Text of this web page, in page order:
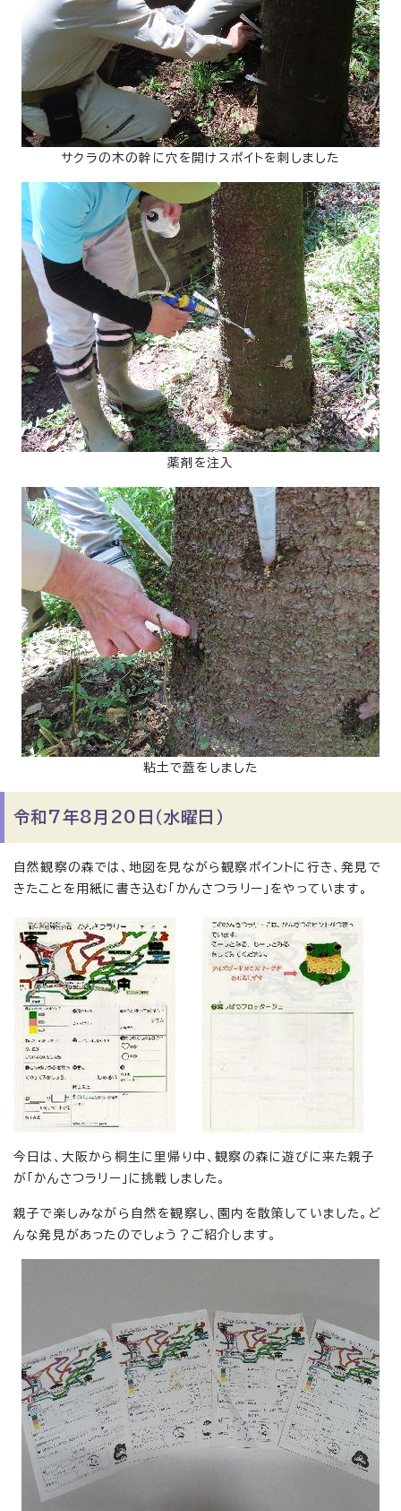
サクラの木の幹に穴を開けスポイトを刺しました
薬剤を注入
粘土で蓋をしました
令和7年8月20日（水曜日）
自然観察の森では、地図を見ながら観察ポイントに行き、発見で
きたことを用紙に書き込む「かんさつラリー」をやっています。
今日は、大阪から桐生に里帰り中、観察の森に遊びに来た親子
が「かんさつラリー」に挑戦しました。
親子で楽しみながら自然を観察し、園内を散策していました。ど
んな発見があったのでしょう？ご紹介します。